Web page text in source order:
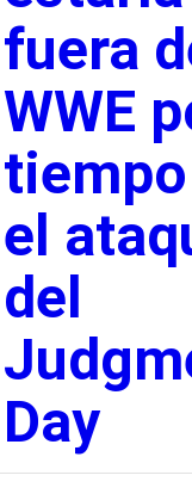
fuera
WWE
el
del
Day